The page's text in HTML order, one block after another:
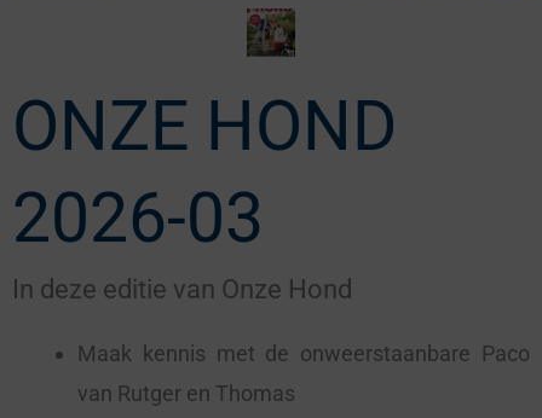
ONZE HOND
2026-03
In deze editie van Onze Hond
Maak kennis met de onweerstaanbare Paco
van Rutger en Thomas